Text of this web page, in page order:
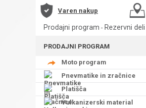
Varen nakup
Prodajni program - Rezervni deli
PRODAJNI PROGRAM
Moto program
Pnevmatike in zračnice
Platišča
Vulkanizerski material